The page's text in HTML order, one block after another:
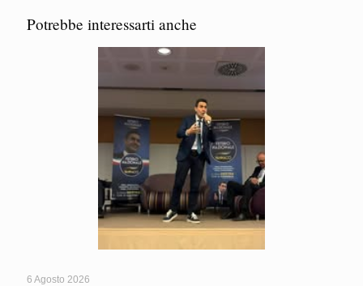
Potrebbe interessarti anche
6 Agosto 2026